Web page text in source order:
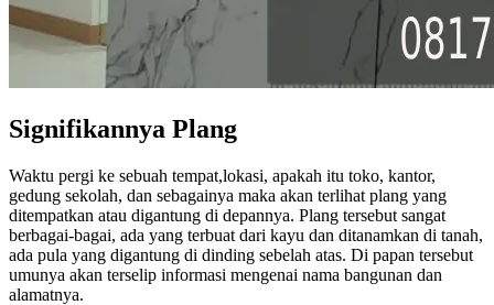
Signifikannya Plang
Waktu pergi ke sebuah tempat,lokasi, apakah itu toko, kantor,
gedung sekolah, dan sebagainya maka akan terlihat plang yang
ditempatkan atau digantung di depannya. Plang tersebut sangat
berbagai-bagai, ada yang terbuat dari kayu dan ditanamkan di tanah,
ada pula yang digantung di dinding sebelah atas. Di papan tersebut
umunya akan terselip informasi mengenai nama bangunan dan
alamatnya.